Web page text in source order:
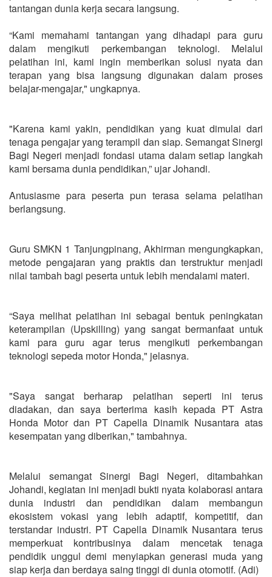
tantangan dunia kerja secara langsung.
“Kami memahami tantangan yang dihadapi para guru
dalam mengikuti perkembangan teknologi. Melalui
pelatihan ini, kami ingin memberikan solusi nyata dan
terapan yang bisa langsung digunakan dalam proses
belajar-mengajar," ungkapnya.
"Karena kami yakin, pendidikan yang kuat dimulai dari
tenaga pengajar yang terampil dan siap. Semangat Sinergi
Bagi Negeri menjadi fondasi utama dalam setiap langkah
kami bersama dunia pendidikan,” ujar Johandi.
Antusiasme para peserta pun terasa selama pelatihan
berlangsung.
Guru SMKN 1 Tanjungpinang, Akhirman mengungkapkan,
metode pengajaran yang praktis dan terstruktur menjadi
nilai tambah bagi peserta untuk lebih mendalami materi.
“Saya melihat pelatihan ini sebagai bentuk peningkatan
keterampilan (Upskilling) yang sangat bermanfaat untuk
kami para guru agar terus mengikuti perkembangan
teknologi sepeda motor Honda," jelasnya.
"Saya sangat berharap pelatihan seperti ini terus
diadakan, dan saya berterima kasih kepada PT Astra
Honda Motor dan PT Capella Dinamik Nusantara atas
kesempatan yang diberikan," tambahnya.
Melalui semangat Sinergi Bagi Negeri, ditambahkan
Johandi, kegiatan ini menjadi bukti nyata kolaborasi antara
dunia industri dan pendidikan dalam membangun
ekosistem vokasi yang lebih adaptif, kompetitif, dan
terstandar industri. PT Capella Dinamik Nusantara terus
memperkuat kontribusinya dalam mencetak tenaga
pendidik unggul demi menyiapkan generasi muda yang
siap kerja dan berdaya saing tinggi di dunia otomotif. (Adi)